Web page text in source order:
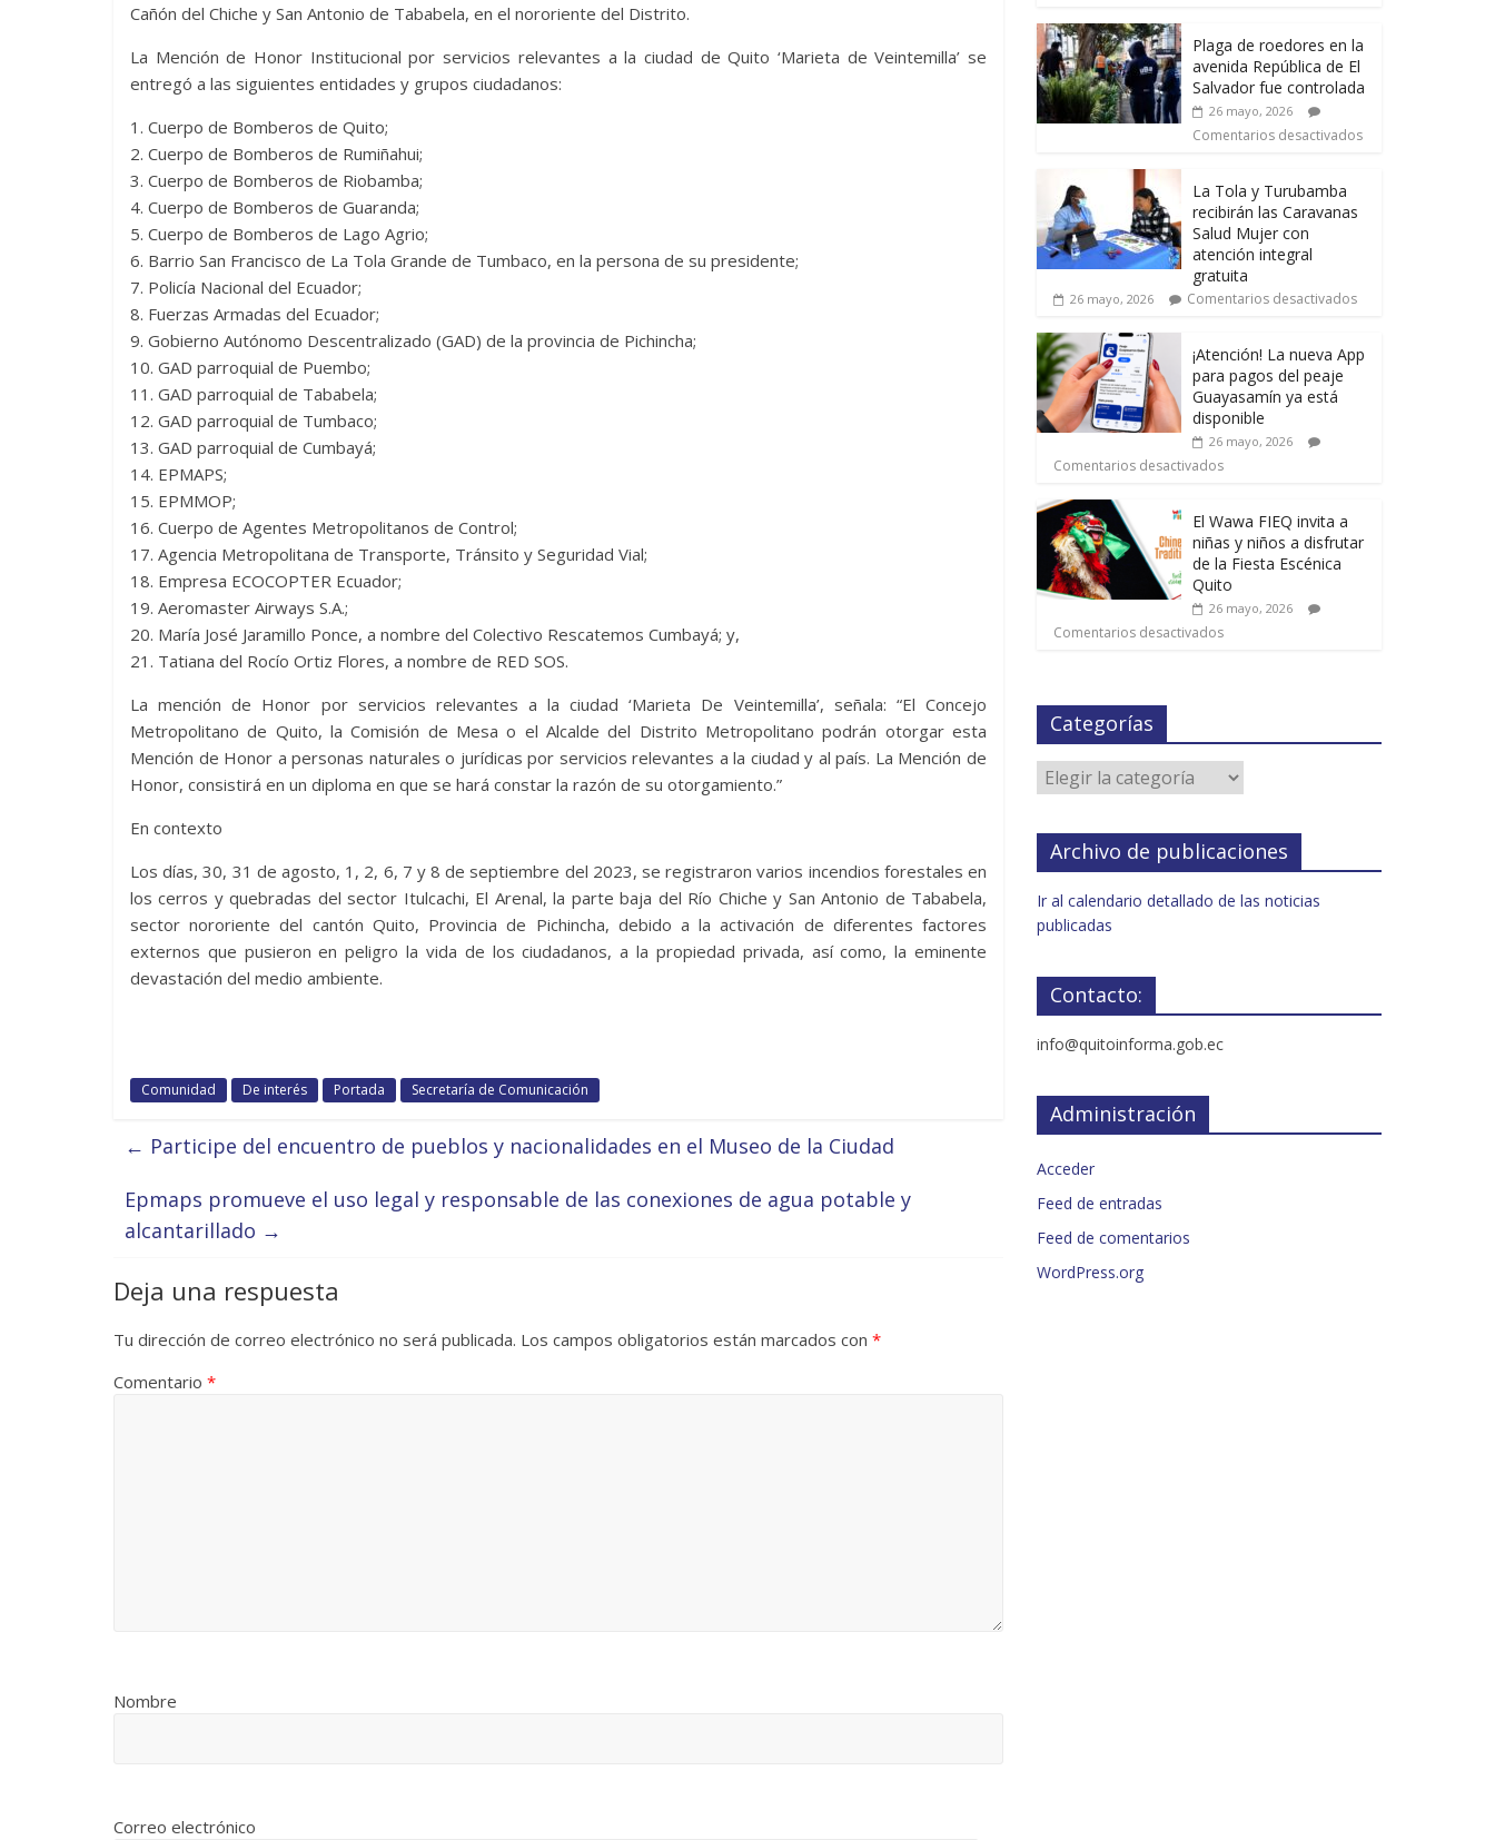
Cañón del Chiche y San Antonio de Tababela, en el nororiente del Distrito.
La Mención de Honor Institucional por servicios relevantes a la ciudad de Quito ‘Marieta de Veintemilla’ se
entregó a las siguientes entidades y grupos ciudadanos:
1. Cuerpo de Bomberos de Quito;
2. Cuerpo de Bomberos de Rumiñahui;
3. Cuerpo de Bomberos de Riobamba;
4. Cuerpo de Bomberos de Guaranda;
5. Cuerpo de Bomberos de Lago Agrio;
6. Barrio San Francisco de La Tola Grande de Tumbaco, en la persona de su presidente;
7. Policía Nacional del Ecuador;
8. Fuerzas Armadas del Ecuador;
9. Gobierno Autónomo Descentralizado (GAD) de la provincia de Pichincha;
10. GAD parroquial de Puembo;
11. GAD parroquial de Tababela;
12. GAD parroquial de Tumbaco;
13. GAD parroquial de Cumbayá;
14. EPMAPS;
15. EPMMOP;
16. Cuerpo de Agentes Metropolitanos de Control;
17. Agencia Metropolitana de Transporte, Tránsito y Seguridad Vial;
18. Empresa ECOCOPTER Ecuador;
19. Aeromaster Airways S.A.;
20. María José Jaramillo Ponce, a nombre del Colectivo Rescatemos Cumbayá; y,
21. Tatiana del Rocío Ortiz Flores, a nombre de RED SOS.
La mención de Honor por servicios relevantes a la ciudad ‘Marieta De Veintemilla’, señala: “El Concejo
Metropolitano de Quito, la Comisión de Mesa o el Alcalde del Distrito Metropolitano podrán otorgar esta
Mención de Honor a personas naturales o jurídicas por servicios relevantes a la ciudad y al país. La Mención de
Honor, consistirá en un diploma en que se hará constar la razón de su otorgamiento.”
En contexto
Los días, 30, 31 de agosto, 1, 2, 6, 7 y 8 de septiembre del 2023, se registraron varios incendios forestales en
los cerros y quebradas del sector Itulcachi, El Arenal, la parte baja del Río Chiche y San Antonio de Tababela,
sector nororiente del cantón Quito, Provincia de Pichincha, debido a la activación de diferentes factores
externos que pusieron en peligro la vida de los ciudadanos, a la propiedad privada, así como, la eminente
devastación del medio ambiente.
Comunidad De interés Portada Secretaría de Comunicación
← Participe del encuentro de pueblos y nacionalidades en el Museo de la Ciudad
Epmaps promueve el uso legal y responsable de las conexiones de agua potable y
alcantarillado →
Deja una respuesta
Tu dirección de correo electrónico no será publicada. Los campos obligatorios están marcados con *
Comentario *
Nombre
Correo electrónico
Plaga de roedores en la
avenida República de El
Salvador fue controlada
26 mayo, 2026
Comentarios desactivados
La Tola y Turubamba
recibirán las Caravanas
Salud Mujer con
atención integral
gratuita
26 mayo, 2026 Comentarios desactivados
¡Atención! La nueva App
para pagos del peaje
Guayasamín ya está
disponible
26 mayo, 2026
Comentarios desactivados
El Wawa FIEQ invita a
niñas y niños a disfrutar
de la Fiesta Escénica
Quito
26 mayo, 2026
Comentarios desactivados
Categorías
Archivo de publicaciones
Ir al calendario detallado de las noticias
publicadas
Contacto:
info@quitoinforma.gob.ec
Administración
Acceder
Feed de entradas
Feed de comentarios
WordPress.org